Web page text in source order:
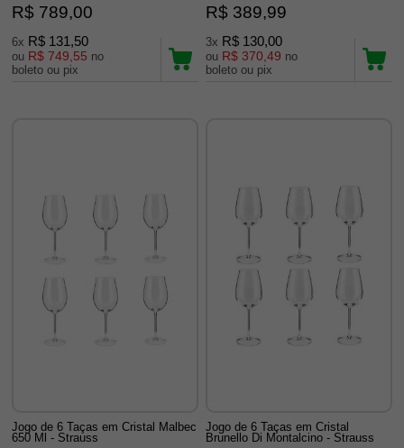
R$ 789,00
6x R$ 131,50
ou R$ 749,55 no
boleto ou pix
R$ 389,99
3x R$ 130,00
ou R$ 370,49 no
boleto ou pix
Jogo de 6 Taças em Cristal Malbec
650 Ml - Strauss
Jogo de 6 Taças em Cristal
Brunello Di Montalcino - Strauss